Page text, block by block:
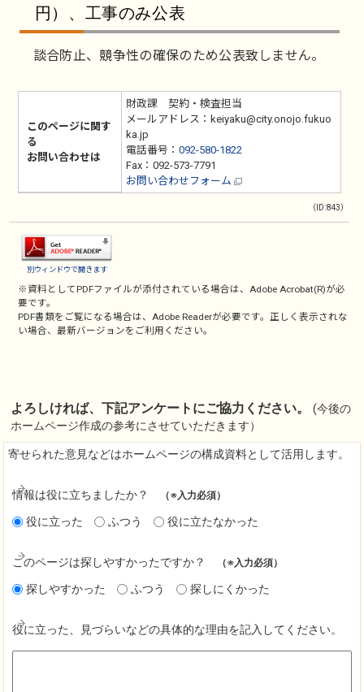
円）、工事のみ公表
談合防止、競争性の確保のため公表致しません。
このページに関す
る
お問い合わせは
財政課 契約・検査担当
メールアドレス：keiyaku@city.onojo.fukuo
ka.jp
電話番号： 092-580-1822
Fax：092-573-7791
お問い合わせフォーム
（ID:843）
別ウィンドウで開きます
※資料としてPDFファイルが添付されている場合は、Adobe Acrobat(R)が必
要です。
PDF書類をご覧になる場合は、Adobe Readerが必要です。正しく表示されな
い場合、最新バージョンをご利用ください。